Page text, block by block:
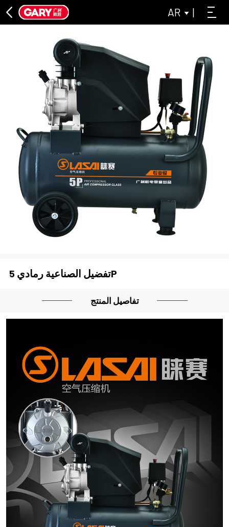
AR |
تفضيل الصناعية رمادي 5P
تفاصيل المنتج
سلسلة الاتصال المباشر
ASL متصلة مباشرة الهواء الضاغط سلسلة
ليساي سلسلة رمادية صناعية
سلسلة الآلات الخالية من الزيت
ليساي الخالية من الزيت ضاغط الهواء سلسلة
سلسلة ضاغط الهواء الخالي من الزيت ASL
سلسلة الحزام الناقل
يغلق